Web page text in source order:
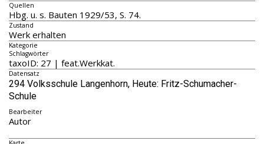
Quellen
Hbg. u. s. Bauten 1929/53, S. 74.
Zustand
Werk erhalten
Kategorie
Schlagwörter
taxoID: 27 | feat.Werkkat.
Datensatz
294 Volksschule Langenhorn, Heute: Fritz-Schumacher-
Schule
Bearbeiter
Autor